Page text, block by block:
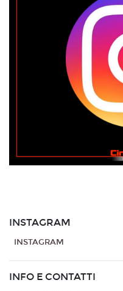
INSTAGRAM
INSTAGRAM
INFO E CONTATTI